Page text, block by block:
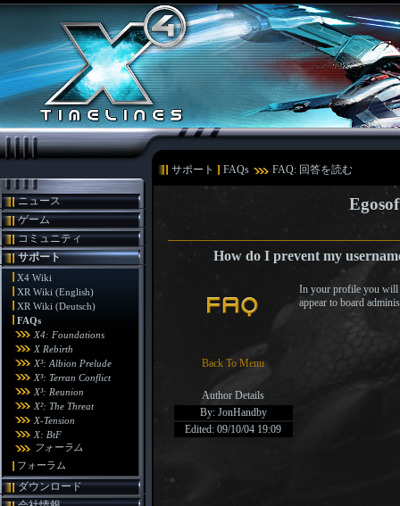
サポート FAQs FAQ: 回答を読む
ニュース
ゲーム
コミュニティ
サポート
X4 Wiki
XR Wiki (English)
XR Wiki (Deutsch)
FAQs
X4: Foundations
X Rebirth
X³: Albion Prelude
X³: Terran Conflict
X³: Reunion
X²: The Threat
X-Tension
X: BtF
フォーラム
フォーラム
ダウンロード
How do I prevent my
Back To Menu
Author Details
By: JonHandby
Edited: 09/10/04 19:09
In your profile you will
appear to board